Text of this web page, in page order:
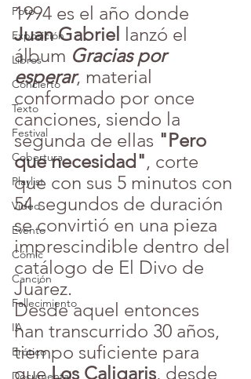
Foto
Exposición
Libros
Concierto
Texto
Festival
Cobertura
Playlist
Video
Evento
Cómic
Canción
Fallecimiento
IA
Erótico
Documental
1994 es el año donde
Juan Gabriel lanzó el
álbum Gracias por
esperar, material
conformado por once
canciones, siendo la
segunda de ellas "Pero
que necesidad", corte
que con sus 5 minutos con
54 segundos de duración
se convirtió en una pieza
imprescindible dentro del
catálogo de El Divo de
Juárez.
Desde aquel entonces
han transcurrido 30 años,
tiempo suficiente para
que Los Caligaris, desde